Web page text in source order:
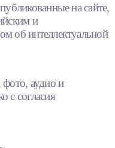
на сайте,
и
об интеллектуальной
аудио и
с согласия